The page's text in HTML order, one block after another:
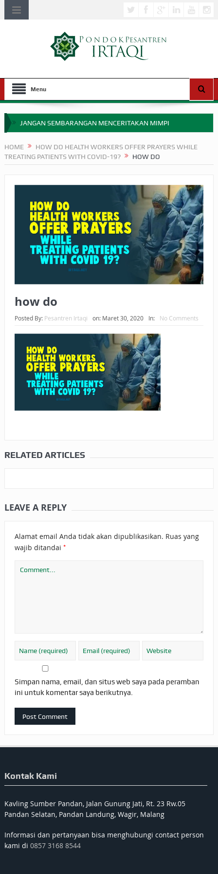
Menu
JANGAN SEMBARANGAN MENCERITAKAN MIMPI
MIMPI YANG DIABAIKAN MENJELANG PERANG BADAR
HAKIKAT NIKMAT DI DUNIA!
BAGAIMANA CARA MEMBAYAR ZAKAT UANG?
UANG HARAM BISA MENJADI HALAL JIKA SEBAB
KEPEMILIKANNYA BERUBAH
BAHASA CINTA KARENA ALLAH
HUKUM MEMBAYAR ZAKAT KEPADA KERABAT SENDIRI
HOME
HOW DO HEALTH WORKERS OFFER PRAYERS WHILE
TREATING PATIENTS WITH COVID-19?
HOW DO
how do
Posted By: Pesantren Irtaqi on: Maret 30, 2020 In: No Comments
RELATED ARTICLES
LEAVE A REPLY
Alamat email Anda tidak akan dipublikasikan. Ruas yang
wajib ditandai *
Simpan nama, email, dan situs web saya pada peramban
ini untuk komentar saya berikutnya.
Kontak Kami
Kavling Sumber Pandan, Jalan Gunung Jati, Rt. 23 Rw.05
Pandan Selatan, Pandan Landung, Wagir, Malang
Informasi dan pertanyaan bisa menghubungi contact person
kami di 0857 3168 8544